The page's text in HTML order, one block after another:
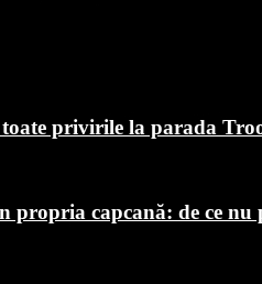
privirile la parada
propria capcană: de ce nu